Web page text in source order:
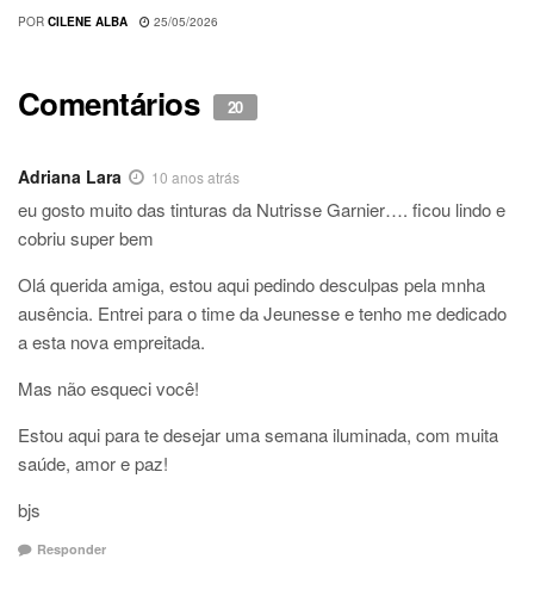
POR CILENE ALBA 25/05/2026
Comentários 20
Adriana Lara 10 anos atrás
eu gosto muito das tinturas da Nutrisse Garnier…. ficou lindo e
cobriu super bem
Olá querida amiga, estou aqui pedindo desculpas pela mnha
ausência. Entrei para o time da Jeunesse e tenho me dedicado
a esta nova empreitada.
Mas não esqueci você!
Estou aqui para te desejar uma semana iluminada, com muita
saúde, amor e paz!
bjs
Responder